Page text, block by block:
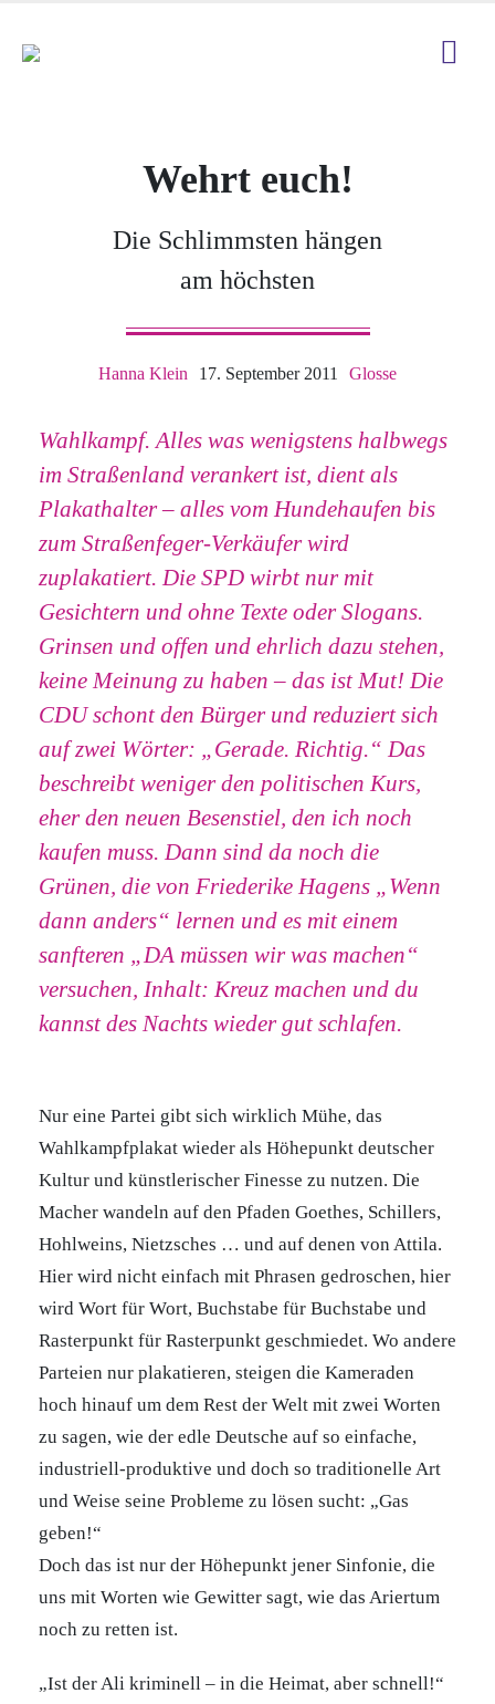
Wehrt euch!
Die Schlimmsten hängen
am höchsten
Hanna Klein 17. September 2011 Glosse
Wahlkampf. Alles was wenigstens halbwegs
im Straßenland verankert ist, dient als
Plakathalter – alles vom Hundehaufen bis
zum Straßenfeger-Verkäufer wird
zuplakatiert. Die SPD wirbt nur mit
Gesichtern und ohne Texte oder Slogans.
Grinsen und offen und ehrlich dazu stehen,
keine Meinung zu haben – das ist Mut! Die
CDU schont den Bürger und reduziert sich
auf zwei Wörter: „Gerade. Richtig.“ Das
beschreibt weniger den politischen Kurs,
eher den neuen Besenstiel, den ich noch
kaufen muss. Dann sind da noch die
Grünen, die von Friederike Hagens „Wenn
dann anders“ lernen und es mit einem
sanfteren „DA müssen wir was machen“
versuchen, Inhalt: Kreuz machen und du
kannst des Nachts wieder gut schlafen.
Nur eine Partei gibt sich wirklich Mühe, das
Wahlkampfplakat wieder als Höhepunkt deutscher
Kultur und künstlerischer Finesse zu nutzen. Die
Macher wandeln auf den Pfaden Goethes, Schillers,
Hohlweins, Nietzsches … und auf denen von Attila.
Hier wird nicht einfach mit Phrasen gedroschen, hier
wird Wort für Wort, Buchstabe für Buchstabe und
Rasterpunkt für Rasterpunkt geschmiedet. Wo andere
Parteien nur plakatieren, steigen die Kameraden
hoch hinauf um dem Rest der Welt mit zwei Worten
zu sagen, wie der edle Deutsche auf so einfache,
industriell-produktive und doch so traditionelle Art
und Weise seine Probleme zu lösen sucht: „Gas
geben!“
Doch das ist nur der Höhepunkt jener Sinfonie, die
uns mit Worten wie Gewitter sagt, wie das Ariertum
noch zu retten ist.
„Ist der Ali kriminell – in die Heimat, aber schnell!“